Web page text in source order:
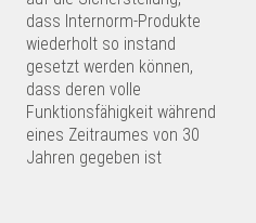
dass Internorm-Produkte
wiederholt so instand
gesetzt werden können,
dass deren volle
Funktionsfähigkeit während
eines Zeitraumes von 30
Jahren gegeben ist